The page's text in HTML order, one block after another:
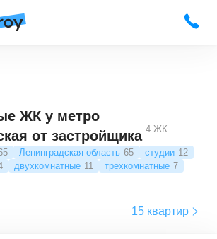
ЖК у метро
от застройщика 4 ЖК
Ленинградская область 65 студии 12
двухкомнатные 11 трехкомнатные 7
15 квартир